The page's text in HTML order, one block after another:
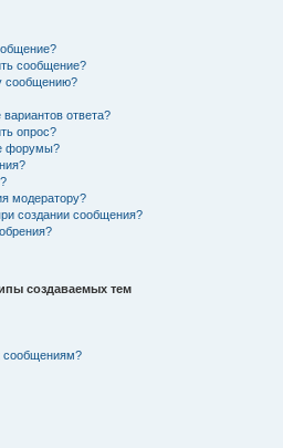
сообщение?
сообщению?
ответа?
опрос?
форумы?
модератору?
создании сообщения?
создаваемых тем
сообщениям?